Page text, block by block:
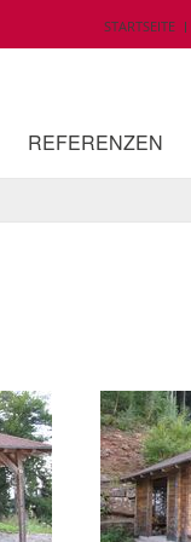
STARTSEITE
REFERENZEN